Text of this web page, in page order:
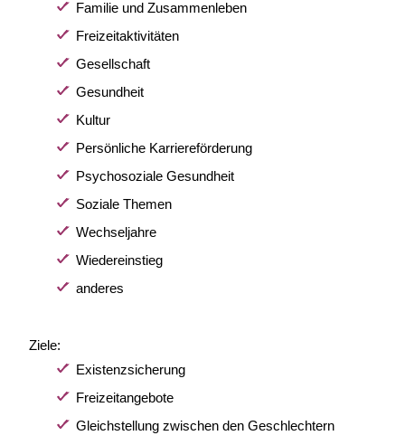
Familie und Zusammenleben
Freizeitaktivitäten
Gesellschaft
Gesundheit
Kultur
Persönliche Karriereförderung
Psychosoziale Gesundheit
Soziale Themen
Wechseljahre
Wiedereinstieg
anderes
Ziele:
Existenzsicherung
Freizeitangebote
Gleichstellung zwischen den Geschlechtern